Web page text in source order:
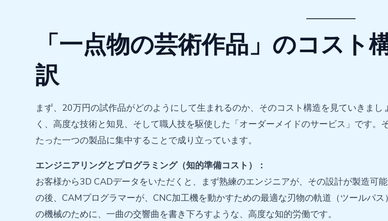
「一点物の芸術作品」のコスト
訳
まず、20万円の試作品がどのようにして生まれるのか、そのコスト構造を見ていきま
く、高度な技術と知見、そして職人技を駆使した「オーダーメイドのサービス」です。
たった一つの製品に集中することで成り立っています。
エンジニアリングとプログラミング（知的準備コスト）：
お客様から3D CADデータをいただくと、まず熟練のエンジニアが、その設計が製造可
の後、CAMプログラマーが、CNC加工機を動かすための最適な刃物の軌道（ツールパ
の機械のために、一曲の交響曲を書き下ろすような、高度な知的労働です。